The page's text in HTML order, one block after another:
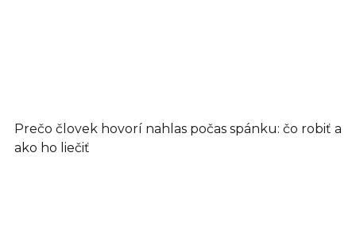
Prečo človek hovorí nahlas počas spánku: čo robiť a
ako ho liečiť